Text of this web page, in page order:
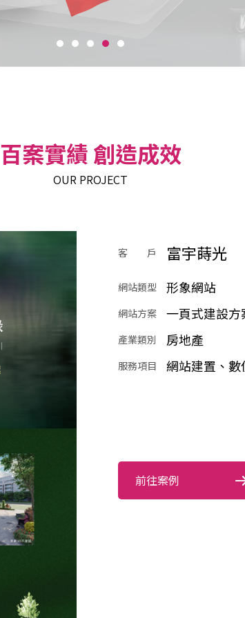
百案實績 創造成效
OUR PROJECT
客 戶 富宇蒔光
網站類型 形象網站
網站方案 一頁式建設方
產業類別 房地產
服務項目 網站建置、數
前往案例